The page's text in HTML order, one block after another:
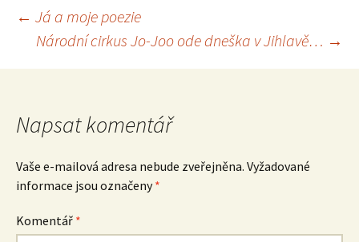
Navigace
pro
příspěvek
← Já a moje poezie
Národní cirkus Jo-Joo ode dneška v Jihlavě… →
Napsat komentář
Vaše e-mailová adresa nebude zveřejněna. Vyžadované
informace jsou označeny*
Komentář *